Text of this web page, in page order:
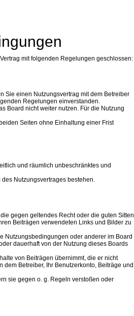
mit folgenden Regelungen geschlossen:
Sie einen Nutzungsvertrag mit dem Betreiber
Regelungen einverstanden.
Board nicht weiter nutzen. Für die Nutzung
Seiten ohne Einhaltung einer Frist
und räumlich unbeschränktes und
Nutzungsvertrages bestehen.
gegen geltendes Recht oder die guten Sitten
Beiträgen verwendeten Links und Bilder zu
Nutzungsbedingungen oder anderer im Board
dauerhaft von der Nutzung dieses Boards
von Beiträgen übernimmt, die er nicht
Betreiber, Ihr Benutzerkonto, Beiträge und
sie gegen o. g. Regeln verstoßen oder